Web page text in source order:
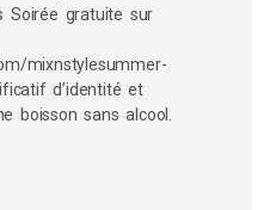
Soirée gratuite sur
mixnstylesummer-
d’identité et
boisson sans alcool.